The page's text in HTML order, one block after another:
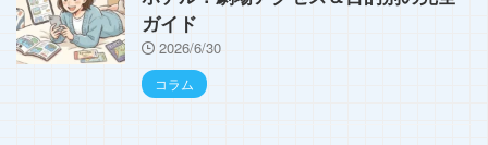
ガイド
2026/6/30
コラム